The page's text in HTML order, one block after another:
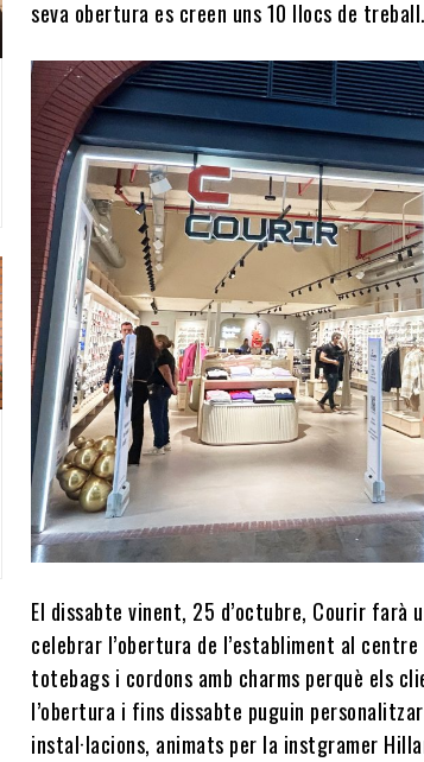
seva obertura es creen uns 10 llocs de treball.
El dissabte vinent, 25 d’octubre, Courir farà
celebrar l’obertura de l’establiment al
totebags i cordons amb charms perquè els
l’obertura i fins dissabte puguin
instal·lacions, animats per la instgramer